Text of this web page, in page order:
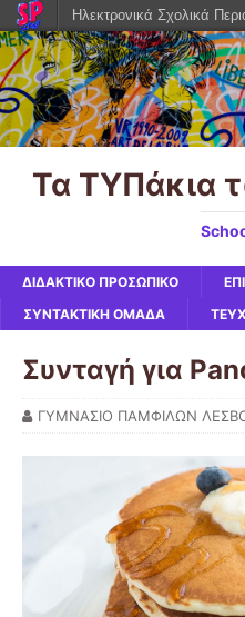
Τα ΤΥΠάκια
ΔΙΔΑΚΤΙΚΟ ΠΡΟΣΩΠΙΚΟ
ΣΥΝΤΑΚΤΙΚΗ ΟΜΑΔΑ
Συνταγή για
ΓΥΜΝΑΣΙΟ ΠΑΜΦΙΛΩΝ
Ηλεκτρονικά Σχολικά